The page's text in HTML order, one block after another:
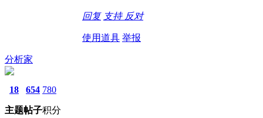
回复 支持 反对
使用道具 举报
分析家
18
主题
654
帖子
780
积分